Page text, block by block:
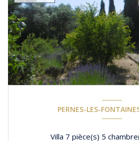
PERNES-LES-